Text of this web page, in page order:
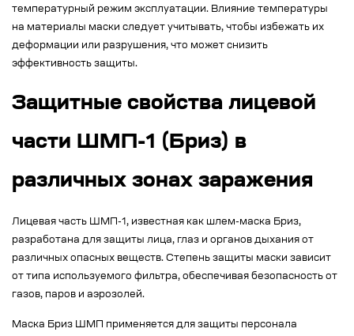
температурный режим эксплуатации. Влияние температуры
на материалы маски следует учитывать, чтобы избежать их
деформации или разрушения, что может снизить
эффективность защиты.
Защитные свойства лицевой
части ШМП-1 (Бриз) в
различных зонах заражения
Лицевая часть ШМП-1, известная как шлем-маска Бриз,
разработана для защиты лица, глаз и органов дыхания от
различных опасных веществ. Степень защиты маски зависит
от типа используемого фильтра, обеспечивая безопасность от
газов, паров и аэрозолей.
Маска Бриз ШМП применяется для защиты персонала